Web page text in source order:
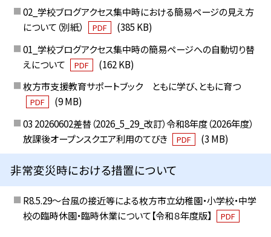
02_学校ブログアクセス集中時における簡易ページの見え方
について（別紙）
PDF
(385 KB)
01_学校ブログアクセス集中時の簡易ページへの自動切り替
えについて
PDF
(162 KB)
枚方市支援教育サポートブック ともに学び、ともに育つ
PDF
(9 MB)
03 20260602差替（2026_5_29_改訂）令和8年度（2026年度）
放課後オープンスクエア利用のてびき
PDF (3 MB)
非常変災時における措置について
R8.5.29～台風の接近等による枚方市立幼稚園・小学校・中学
校の臨時休園・臨時休業について【令和８年度版】
PDF